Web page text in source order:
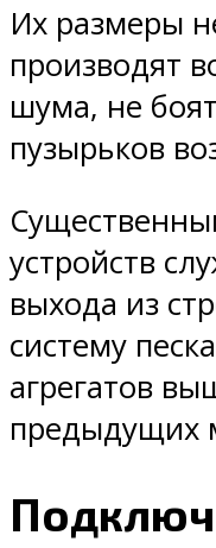
Их размеры
производят
шума, не
пузырьков
устройств
выхода из
систему
агрегатов
предыдущих